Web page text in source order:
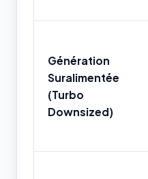
Génération
Suralimentée
(Turbo
Downsized)